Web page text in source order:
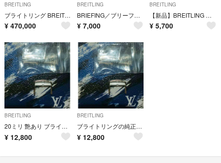
BREITLING
ブライトリング BREITLING ナビタイマー ムーンフェイズ 250本限定
¥ 470,000
BREITLING
BRIEFING／ブリーフィング メンズポロシャツ Mサイズ ネイビー
¥ 7,000
BREITLING
【新品】BREITLING ノベルティ キーホルダー ブライトリング 非売品
¥ 5,700
BREITLING
20ミリ 艶あり ブライトリングの純正尾錠です
¥ 12,800
BREITLING
ブライトリングの純正尾錠です
¥ 12,800